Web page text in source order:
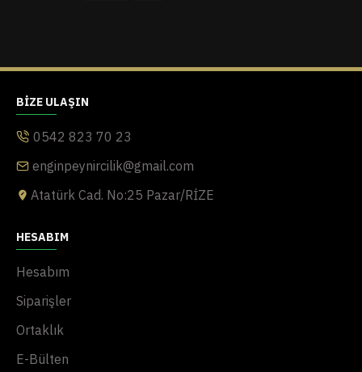
BIZE ULAŞIN
0542 823 70 23
enginpeynircilik@gmail.com
Atatürk Cad. No:25 Pazar/RİZE
HESABIM
Hesabım
Siparişler
Ortaklık
E-Bülten